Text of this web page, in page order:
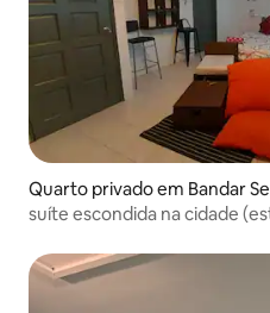
Quarto privado em Bandar
suíte escondida na cidade